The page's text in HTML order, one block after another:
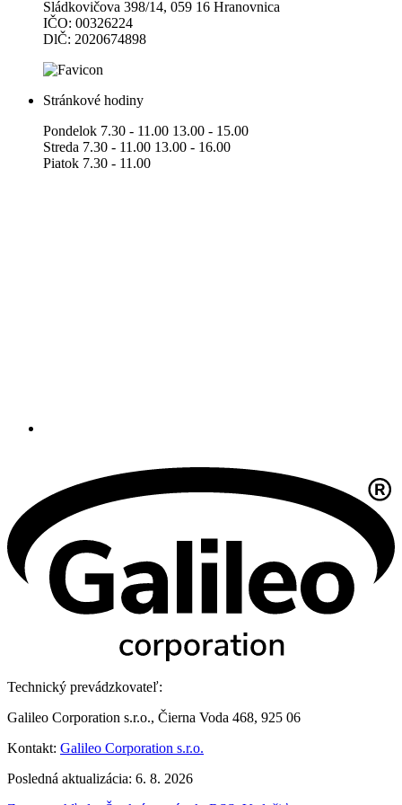
Sládkovičova 398/14, 059 16 Hranovnica
IČO: 00326224
DlČ: 2020674898
Stránkové hodiny
Pondelok 7.30 - 11.00 13.00 - 15.00
Streda 7.30 - 11.00 13.00 - 16.00
Piatok 7.30 - 11.00
Technický prevádzkovateľ:
Galileo Corporation s.r.o., Čierna Voda 468, 925 06
Kontakt: Galileo Corporation s.r.o.
Posledná aktualizácia: 6. 8. 2026